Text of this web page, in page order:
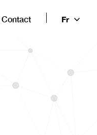
Contact Fr